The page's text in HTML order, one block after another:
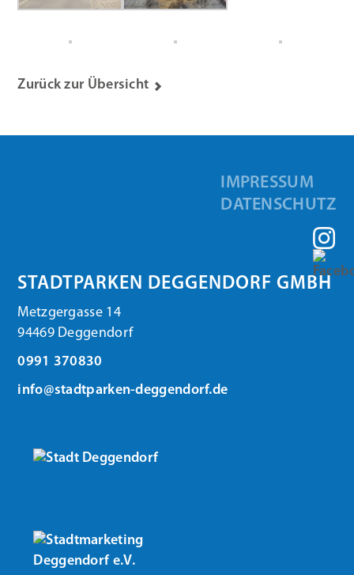
Zurück zur Übersicht
IMPRESSUM
DATENSCHUTZ
STADTPARKEN DEGGENDORF GMBH
Metzgergasse 14
94469 Deggendorf
0991 370830
info@stadtparken-deggendorf.de